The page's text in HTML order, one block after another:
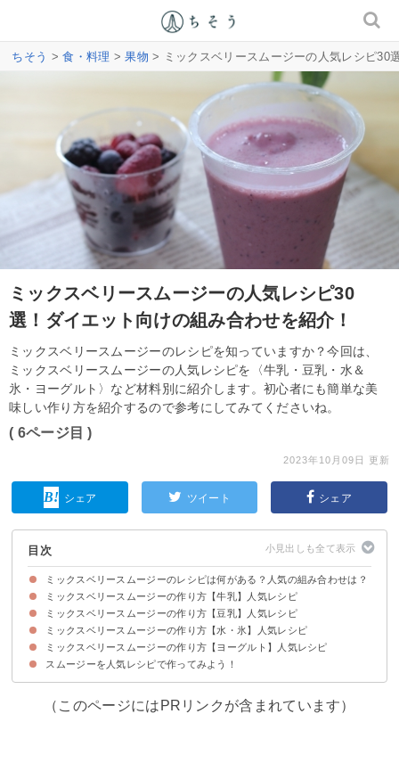
ちそう >食・料理 >果物 > ミックスベリースムージーの人気レシピ30
ミックスベリースムージーの人気レシピ30
選！ダイエット向けの組み合わせを紹介！
ミックスベリースムージーのレシピを知っていますか？今回は、
ミックスベリースムージーの人気レシピを〈牛乳・豆乳・水＆
氷・ヨーグルト〉など材料別に紹介します。初心者にも簡単な美
味しい作り方を紹介するので参考にしてみてくださいね。
( 6ページ目 )
2023年10月09日 更新
シェア ツイート シェア
目次
ミックスベリースムージーのレシピは何がある？人気の組み合わせは？
ミックスベリースムージーを飲む効果は？ダイエットできる？
ミックスベリースムージーの作り方【牛乳】人気レシピ
①ミックスベリーと牛乳のスムージー
②冷凍ミックスベリーとバナナの牛乳スムージー
③ミックスベリーとバナナとカルピスの牛乳スムージー
④ミックスベリーとビーツの牛乳スムージー
⑤ミックスベリーとケールの牛乳スムージー
⑥ミックスベリーとマンゴーとマキベリーの牛乳スムージー
⑦ミックスベリーとココアパウダーの牛乳スムージー
⑧ミックスベリーといちじくの牛乳スムージー
⑨ミックスベリーと小松菜の牛乳スムージー
⑩ミックスベリーと野菜ジュースの牛乳スムージー
ミックスベリースムージーの作り方【豆乳】人気レシピ
①ミックスベリーとカシューナッツとゴジベリーの豆乳スムージー
②ミックスベリーとチアシードの豆乳スムージー
③冷凍ミックスベリーといちごジャムの豆乳スムージー
④ミックスベリーとりんごジュースの豆乳スムージー
⑤ミックスベリーと白ワインの豆乳スムージー
⑥ミックスベリーと卵白の豆乳スムージー
ミックスベリースムージーの作り方【水・氷】人気レシピ
①ミックスベリーとりんごとトマトのスムージー
②冷凍ミックスベリーとトマトとマンゴーのスムージー
③冷凍ミックスベリーとマンゴーと生姜のスムージー
④ミックスベリーと小松菜とりんごのスムージー
⑤冷凍ミックスベリーと野菜とりんごのスムージー
⑥ミックスベリーと野菜のグリーンスムージー
ミックスベリースムージーの作り方【ヨーグルト】人気レシピ
①冷凍ミックスベリーとバナナのヨーグルトスムージー
②ミックスベリーとマンゴーのヨーグルトスムージー
③ミックスベリーとアーモンドミルクのヨーグルトスムージー
④冷凍ミックスベリーとバナナのフローズンヨーグルトスムージー
⑤ミックスベリーとバニラアイスのヨーグルトスムージー
⑥ミックスベリーとアサイーと野菜のヨーグルトスムージー
⑦ミックスベリーとオレンジジュースのヨーグルトスムージー
⑧ミックスベリーとヨーグルトのパフェ風スムージー
スムージーを人気レシピで作ってみよう！
（このページにはPRリンクが含まれています）